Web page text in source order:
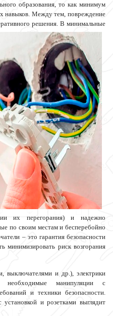
образования, то как минимум
навыков. Между тем, повреждение
решения. В минимальные
их перегорания) и надежно
по своим местам и бесперебойно
– это гарантия безопасности
минимизировать риск возгорания
выключателями и др.), электрики
необходимые манипуляции с
и техники безопасности.
и розетками выглядит